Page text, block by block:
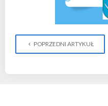
POPRZEDNI ARTYKUŁ